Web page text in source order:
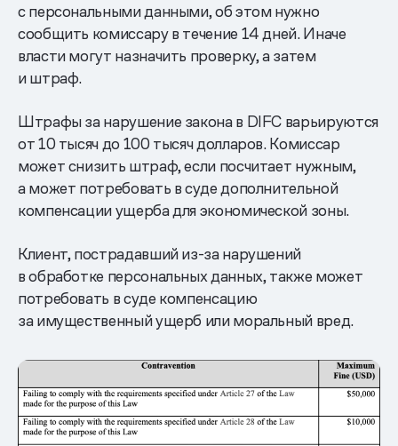
с персональными данными, об этом нужно
сообщить комиссару в течение 14 дней. Иначе
власти могут назначить проверку, а затем
и штраф.
Штрафы за нарушение закона в DIFC варьируются
от 10 тысяч до 100 тысяч долларов. Комиссар
может снизить штраф, если посчитает нужным,
а может потребовать в суде дополнительной
компенсации ущерба для экономической зоны.
Клиент, пострадавший из-за нарушений
в обработке персональных данных, также может
потребовать в суде компенсацию
за имущественный ущерб или моральный вред.